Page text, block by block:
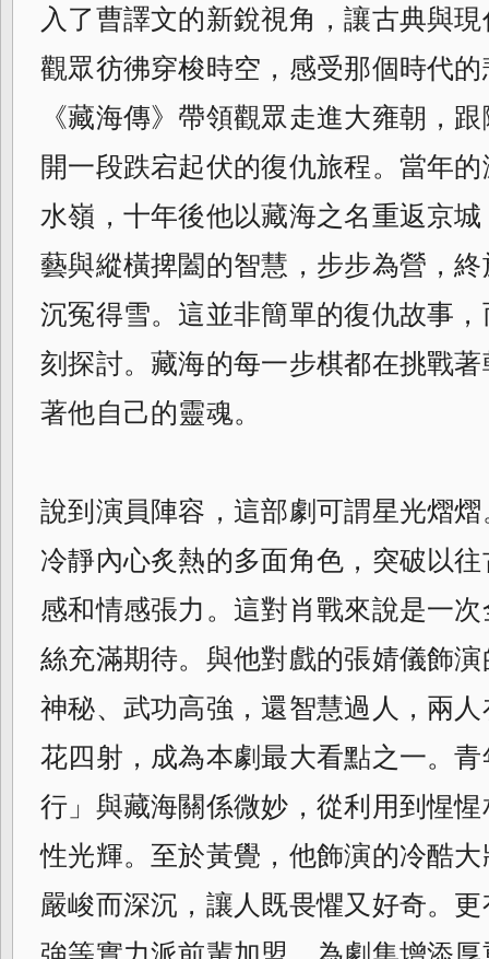
入了曹譯文的新銳視角，讓古典與
觀眾彷彿穿梭時空，感受那個時代
《藏海傳》帶領觀眾走進大雍朝，
開一段跌宕起伏的復仇旅程。當年
水嶺，十年後他以藏海之名重返京
藝與縱橫捭闔的智慧，步步為營，
沉冤得雪。這並非簡單的復仇故事
刻探討。藏海的每一步棋都在挑戰
著他自己的靈魂。
說到演員陣容，這部劇可謂星光熠
冷靜內心炙熱的多面角色，突破以
感和情感張力。這對肖戰來說是一
絲充滿期待。與他對戲的張婧儀飾
神秘、武功高強，還智慧過人，兩
花四射，成為本劇最大看點之一。
行」與藏海關係微妙，從利用到惺
性光輝。至於黃覺，他飾演的冷酷
嚴峻而深沉，讓人既畏懼又好奇。